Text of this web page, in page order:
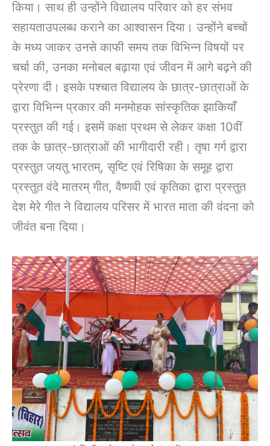
किया। साथ ही उन्होंने विद्यालय परिवार को हर संभव
सहायताउपलब्ध कराने का आश्वासन दिया। उन्होंने बच्चों
के मध्य जाकर उनसे काफी समय तक विभिन्न विषयों पर
चर्चा की, उनका मनोबल बढ़ाया एवं जीवन में आगे बढ़ने की
प्रेरणा दी। इसके पश्चात विद्यालय के छात्र-छात्राओं के
द्वारा विभिन्न प्रकार की मनमोहक सांस्कृतिक झाकियाँ
प्रस्तुत की गई। इसमें कक्षा प्रथम से लेकर कक्षा 10वीं
तक के छात्र-छात्राओं की भागीदारी रही। तृषा गर्ग द्वारा
प्रस्तुत जयतु भारतम्, सृष्टि एवं रिषिका के समूह द्वारा
प्रस्तुत वंदे मातरम् गीत, वैष्णवी एवं कृतिका द्वारा प्रस्तुत
देश मेरे गीत ने विद्यालय परिसर में भारत माता की वंदना को
जीवंत बना दिया।